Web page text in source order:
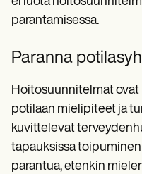
parantamisessa.
Paranna
Hoitosuunnitelmat ovat
potilaan mielipiteet ja
kuvittelevat
tapauksissa
parantua, etenkin